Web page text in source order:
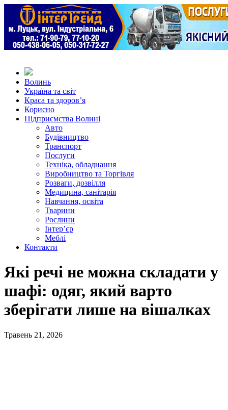
Волинь
Україна та світ
Краса та здоров’я
Корисно
Підприємства Волині
Авто
Будівництво
Транспорт
Послуги
Техніка, обладнання
Виробництво та Торгівля
Розваги, дозвілля
Медицина, санітарія
Навчання, освіта
Тварини
Рослини
Інтер’єр
Меблі
Контакти
Які речі не можна складати у
шафі: одяг, який варто
зберігати лише на вішалках
Травень 21, 2026